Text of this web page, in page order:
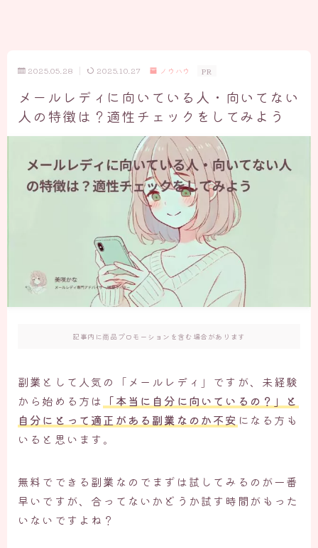
2025.05.28 2025.10.27 ノウハウ PR
メールレディに向いている人・向いてない
人の特徴は？適性チェックをしてみよう
記事内に商品プロモーションを含む場合があります
副業として人気の「メールレディ」ですが、未経験
から始める方は 「本当に自分に向いているの？」と
自分にとって適正がある副業なのか不安 になる方も
いると思います。
無料でできる副業なのでまずは試してみるのが一番
早いですが、合ってないかどうか試す時間がもった
いないですよね？